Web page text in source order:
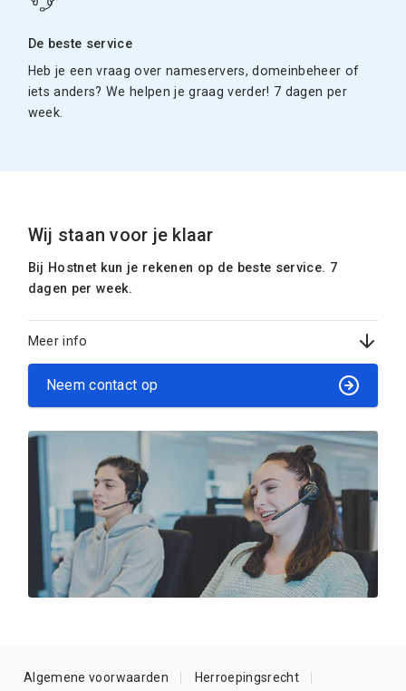
De beste service
Heb je een vraag over nameservers, domeinbeheer of
iets anders? We helpen je graag verder! 7 dagen per
week.
Wij staan voor je klaar
Bij Hostnet kun je rekenen op de beste service. 7
dagen per week.
Meer info
Neem contact op
Algemene voorwaarden Herroepingsrecht